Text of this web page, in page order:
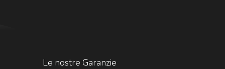
Le nostre Garanzie